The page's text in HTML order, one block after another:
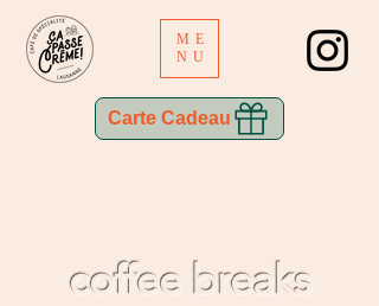
ME
NU
Carte Cadeau
coffee breaks